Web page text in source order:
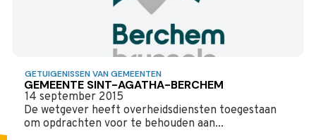
GETUIGENISSEN VAN GEMEENTEN
GEMEENTE SINT-AGATHA-BERCHEM
14 september 2015
De wetgever heeft overheidsdiensten toegestaan
om opdrachten voor te behouden aan...